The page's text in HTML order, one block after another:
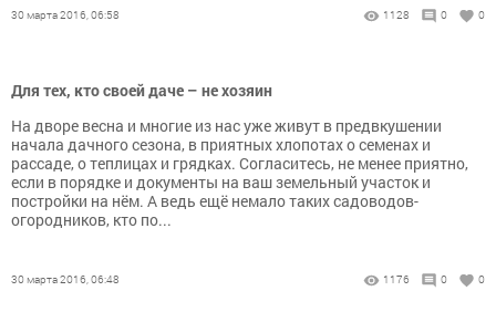
30 марта 2016, 06:58 1128 0 0
Для тех, кто своей даче – не хозяин
На дворе весна и многие из нас уже живут в предвкушении
начала дачного сезона, в приятных хлопотах о семенах и
рассаде, о теплицах и грядках. Согласитесь, не менее приятно,
если в порядке и документы на ваш земельный участок и
постройки на нём. А ведь ещё немало таких садоводов-
огородников, кто по...
30 марта 2016, 06:48 1176 0 0